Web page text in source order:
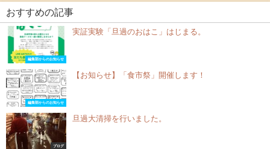
おすすめの記事
編集部からのお知らせ
実証実験「旦過のおはこ」はじまる。
編集部からのお知らせ
【お知らせ】「食市祭」開催します！
ブログ
旦過大清掃を行いました。